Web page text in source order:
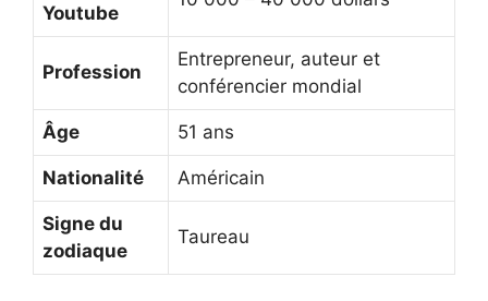
Youtube
Profession
Entrepreneur, auteur et
conférencier mondial
Âge 51 ans
Nationalité Américain
Signe du
zodiaque
Taureau